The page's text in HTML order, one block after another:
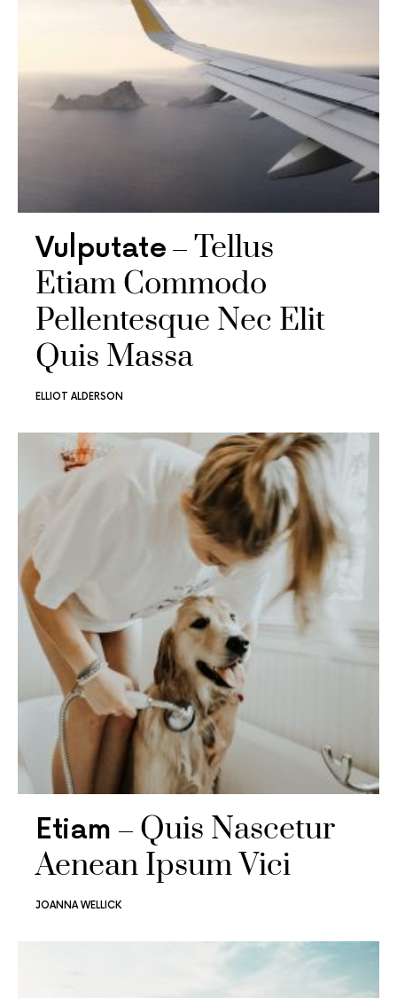
Vulputate
Tellus
Etiam Commodo
Pellentesque Nec Elit
Quis Massa
ELLIOT ALDERSON
Etiam
Quis Nascetur
Aenean Ipsum Vici
JOANNA WELLICK